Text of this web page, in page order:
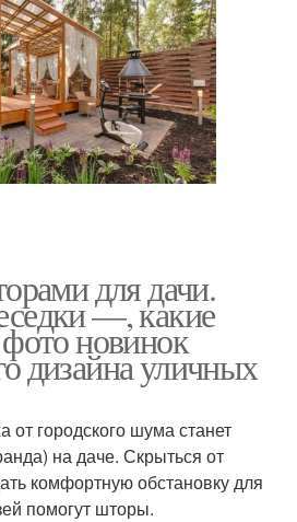
для дачи.
—, какие
новинок
дизайна уличных
городского шума станет
на даче. Скрыться от
комфортную обстановку для
помогут шторы.